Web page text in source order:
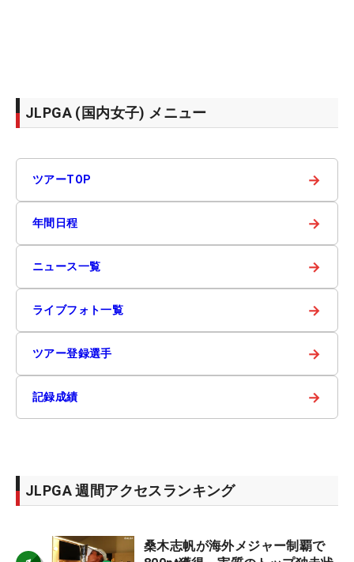
JLPGA (国内女子) メニュー
ツアーTOP →
年間日程 →
ニュース一覧 →
ライブフォト一覧 →
ツアー登録選手 →
記録成績 →
JLPGA 週間アクセスランキング
桑木志帆が海外メジャー制覇で